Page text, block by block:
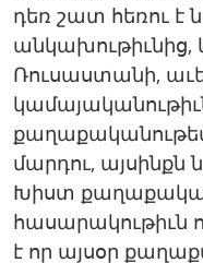
դեռ շատ հեռու է
անկախութիւնից,
Ռուսաստանի,
մարդու,
Խիստ
հասարակութիւն
է որ այսօր